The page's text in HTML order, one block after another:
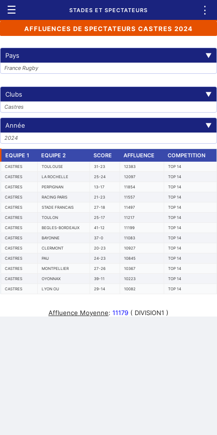
☰ STADES ET SPECTATEURS ⋮
AFFLUENCES DE SPECTATEURS CASTRES 2024
Pays ▼
France Rugby
Clubs ▼
Castres
Année ▼
2024
EQUIPE 1 EQUIPE 2 SCORE AFFLUENCE COMPETITION
CASTRES TOULOUSE 31-23 12383 TOP 14
CASTRES LA ROCHELLE 25-24 12097 TOP 14
CASTRES PERPIGNAN 13-17 11854 TOP 14
CASTRES RACING PARIS 21-23 11557 TOP 14
CASTRES STADE FRANCAIS 27-18 11497 TOP 14
CASTRES TOULON 25-17 11217 TOP 14
CASTRES BEGLES-BORDEAUX 41-12 11199 TOP 14
CASTRES BAYONNE 37-0 11083 TOP 14
CASTRES CLERMONT 20-23 10927 TOP 14
CASTRES PAU 24-23 10845 TOP 14
CASTRES MONTPELLIER 27-26 10367 TOP 14
CASTRES OYONNAX 39-11 10223 TOP 14
CASTRES LYON OU 29-14 10082 TOP 14
Affluence Moyenne: 11179 ( DIVISION1 )